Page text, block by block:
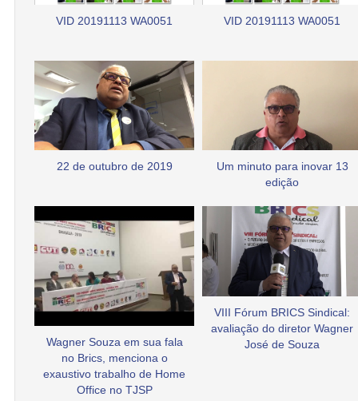
VID 20191113 WA0051 VID 20191113 WA0051
22 de outubro de 2019
Um minuto para inovar 13
edição
Wagner Souza em sua fala
no Brics, menciona o
exaustivo trabalho de Home
Office no TJSP
VIII Fórum BRICS Sindical:
avaliação do diretor Wagner
José de Souza